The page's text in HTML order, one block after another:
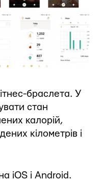
браслета. У
стан
калорій,
кілометрів і
iOS і Android.